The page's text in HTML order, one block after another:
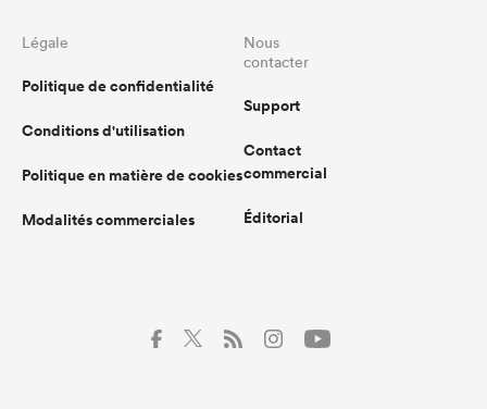
Légale
Politique de confidentialité
Conditions d'utilisation
Politique en matière de cookies
Modalités commerciales
Nous
contacter
Support
Contact
commercial
Éditorial